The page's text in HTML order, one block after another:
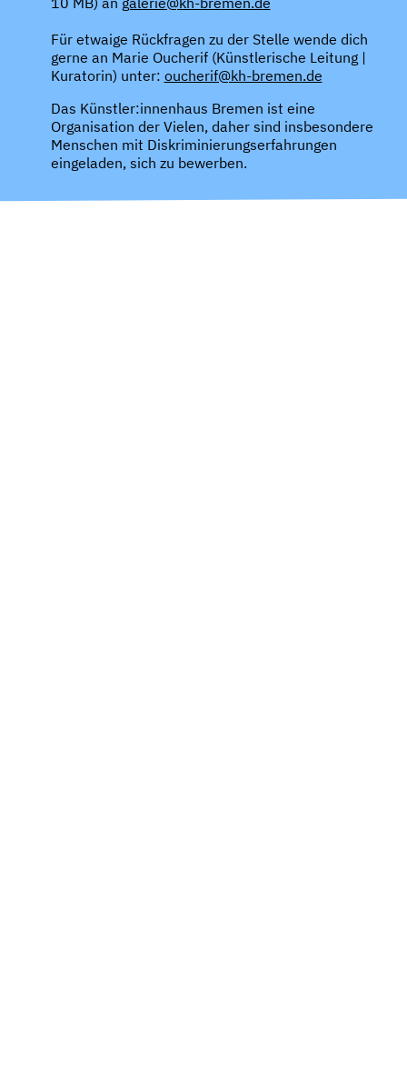
Für etwaige Rückfragen zu der Stelle wende dich
gerne an Marie Oucherif (Künstlerische Leitung |
Kuratorin) unter: oucherif@kh-bremen.de
Das Künstler:innenhaus Bremen ist eine
Organisation der Vielen, daher sind insbesondere
Menschen mit Diskriminierungserfahrungen
eingeladen, sich zu bewerben.